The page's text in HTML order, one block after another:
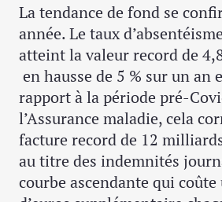
La tendance de fond se
année. Le taux
atteint la valeur record de
en hausse de 5 % sur un an
rapport à la période pré-
l’Assurance maladie, cela
facture record de 12
au titre des indemnités
courbe ascendante qui